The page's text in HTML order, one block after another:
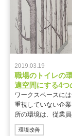
2019.03.19
職場のトイレの
適空間にする4つ
ワークスペースに
重視していない企
所の環境は、従業
環境改善